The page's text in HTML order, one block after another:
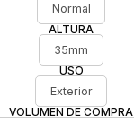
Normal
ALTURA
35mm
USO
Exterior
VOLUMEN DE COMPRA